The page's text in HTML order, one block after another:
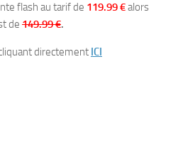
flash au tarif de 119.99 €alors
de 149.99 €.
directement ICI